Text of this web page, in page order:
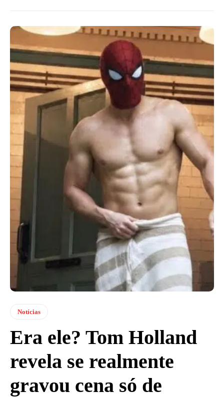
Notícias
Era ele? Tom Holland
revela se realmente
gravou cena só de